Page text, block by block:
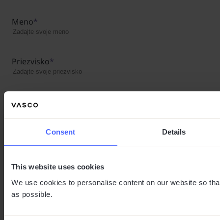
Consent Details
This website uses cookies
We use cookies to personalise content on our website so
as possible.
Meno*
Priezvisko*
Firemný e-mail
*Povinné